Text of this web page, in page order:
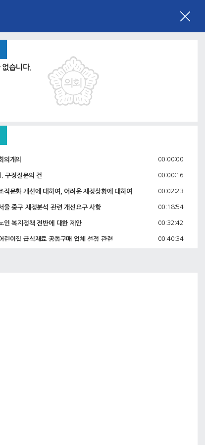
습니다.
의개의 00:00:00
구정질문의 건 00:00:16
직문화 개선에 대하여, 어려운 재정상황에 대하여 00:02:23
울 중구 재정분석 관련 개선요구 사항 00:18:54
인 복지정책 전반에 대한 제안 00:32:42
린이집 급식재료 공동구매 업체 선정 관련 00:40:34